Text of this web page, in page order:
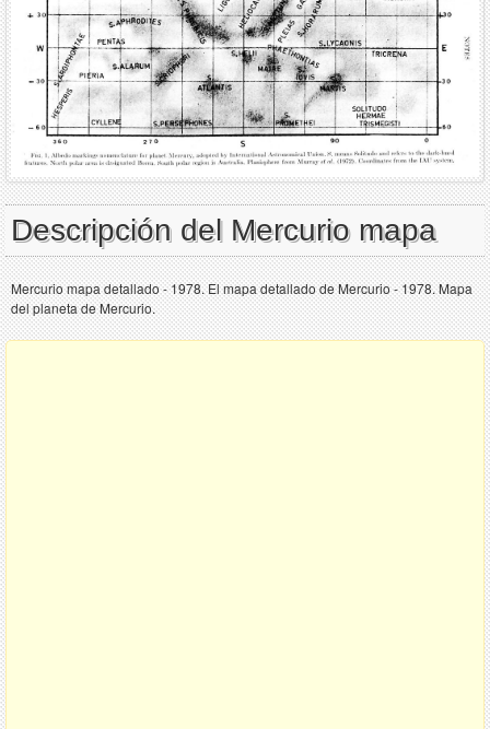
Descripción del Mercurio mapa
Mercurio mapa detallado - 1978. El mapa detallado de Mercurio - 1978. Mapa
del planeta de Mercurio.